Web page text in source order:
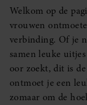
Welkom op de
vrouwen
verbinding. Of je
samen leuke
oor zoekt, dit is
ontmoet je een
zomaar om de